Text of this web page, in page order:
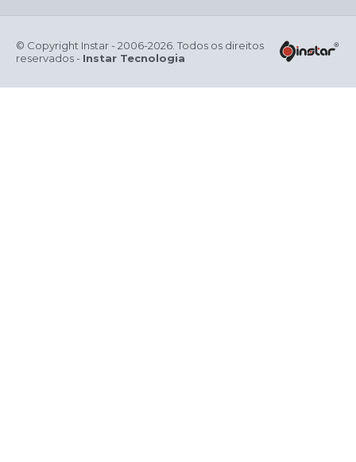
© Copyright Instar - 2006-2026. Todos os direitos
reservados - Instar Tecnologia